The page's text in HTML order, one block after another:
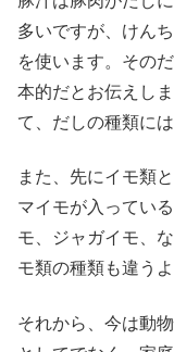
多いですが、けん
を使います。その
本的だとお伝えし
て、だしの種類に
また、先にイモ類
マイモが入ってい
モ、ジャガイモ、
モ類の種類も違うよ
それから、今は動